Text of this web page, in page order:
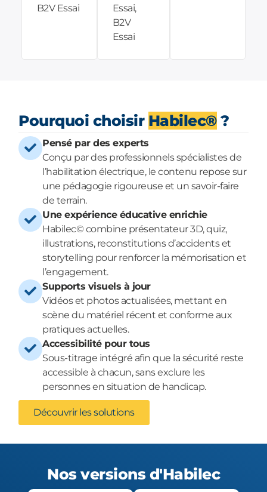
B2V Essai
Essai,
B2V
Essai
Pourquoi choisir Habilec®?
Pensé par des experts
Conçu par des professionnels spécialistes de
l’habilitation électrique, le contenu repose sur
une pédagogie rigoureuse et un savoir-faire
de terrain.
Une expérience éducative enrichie
Habilec© combine présentateur 3D, quiz,
illustrations, reconstitutions d’accidents et
storytelling pour renforcer la mémorisation et
l’engagement.
Supports visuels à jour
Vidéos et photos actualisées, mettant en
scène du matériel récent et conforme aux
pratiques actuelles.
Accessibilité pour tous
Sous-titrage intégré afin que la sécurité reste
accessible à chacun, sans exclure les
personnes en situation de handicap.
Découvrir les solutions
Nos versions d'Habilec